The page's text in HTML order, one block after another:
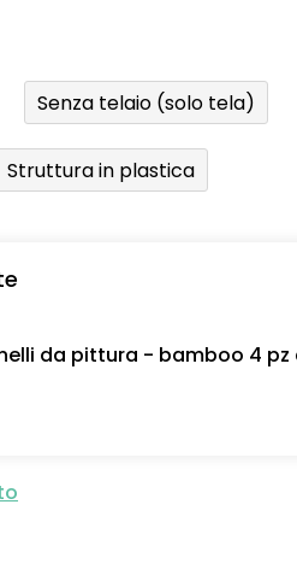
Senza telaio (solo tela)
Struttura in plastica
da pittura - bamboo 4 pz